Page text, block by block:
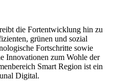
die Fortentwicklung hin zu
grünen und sozial
Fortschritte sowie
Innovationen zum Wohle der
Smart Region ist ein
Digital.